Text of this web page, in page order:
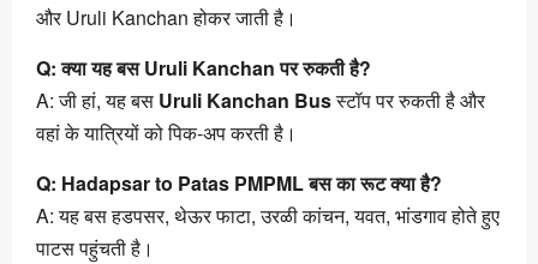
और Uruli Kanchan होकर जाती है।
Q: क्या यह बस Uruli Kanchan पर रुकती है?
A: जी हां, यह बस Uruli Kanchan Busस्टॉप पर रुकती है और
वहां के यात्रियों को पिक-अप करती है।
Q: Hadapsar to Patas PMPML बस का रूट क्या है?
A: यह बस हडपसर, थेऊर फाटा, उरळी कांचन, यवत, भांडगाव होते हुए
पाटस पहुंचती है।